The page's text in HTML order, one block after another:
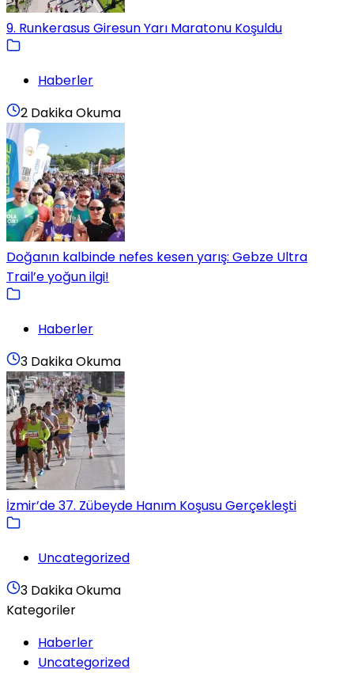
9. Runkerasus Giresun Yarı Maratonu Koşuldu
Haberler
2 Dakika Okuma
Doğanın kalbinde nefes kesen yarış: Gebze Ultra
Trail’e yoğun ilgi!
Haberler
3 Dakika Okuma
İzmir’de 37. Zübeyde Hanım Koşusu Gerçekleşti
Uncategorized
3 Dakika Okuma
Kategoriler
Haberler
Uncategorized